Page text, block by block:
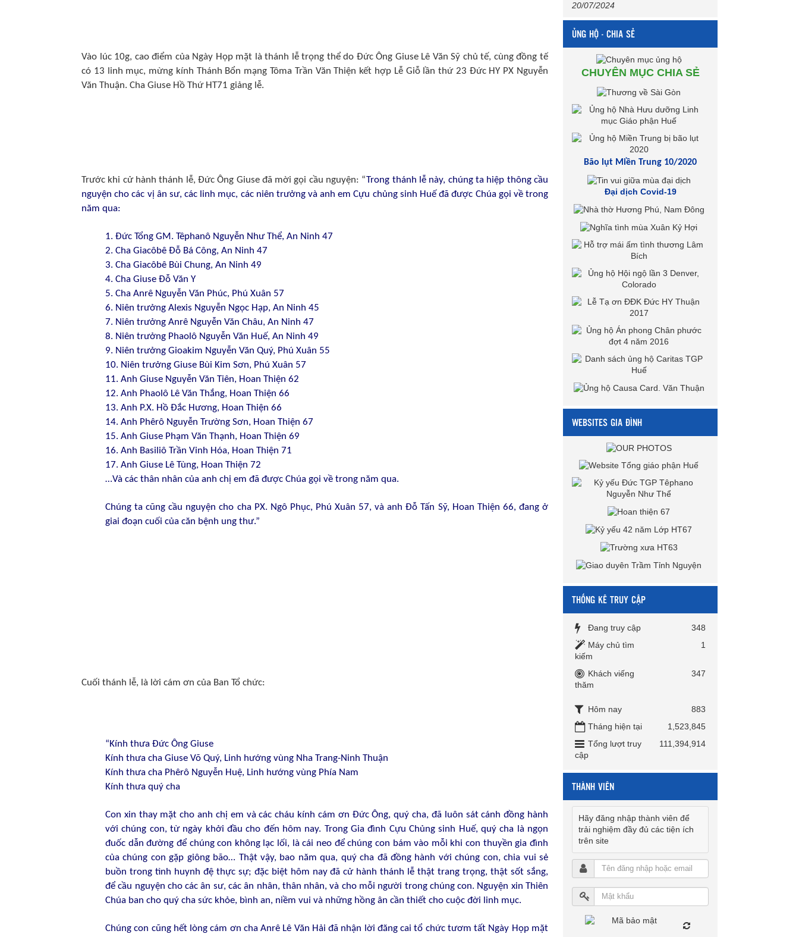
Vào lúc 10g, cao điểm của Ngày Họp mặt là thánh lễ trọng thể do Đức Ông Giuse Lê Văn Sỹ chủ tế, cùng đồng tế
có 13 linh mục, mừng kính Thánh Bổn mạng Tôma Trần Văn Thiện kết hợp Lễ Giỗ lần thứ 23 Đức HY PX Nguyễn
Văn Thuận. Cha Giuse Hồ Thứ HT71 giảng lễ.
Trước khi cử hành thánh lễ, Đức Ông Giuse đã mời gọi cầu nguyện: “Trong thánh lễ này, chúng ta hiệp thông cầu
nguyện cho các vị ân sư, các linh mục, các niên trưởng và anh em Cựu chủng sinh Huế đã được Chúa gọi về trong
năm qua:
1. Đức Tổng GM. Têphanô Nguyễn Như Thể, An Ninh 47
2. Cha Giacôbê Đỗ Bá Công, An Ninh 47
3. Cha Giacôbê Bùi Chung, An Ninh 49
4. Cha Giuse Đỗ Văn Y
5. Cha Anrê Nguyễn Văn Phúc, Phú Xuân 57
6. Niên trưởng Alexis Nguyễn Ngọc Hạp, An Ninh 45
7. Niên trưởng Anrê Nguyễn Văn Châu, An Ninh 47
8. Niên trưởng Phaolô Nguyễn Văn Huế, An Ninh 49
9. Niên trưởng Gioakim Nguyễn Văn Quý, Phú Xuân 55
10. Niên trưởng Giuse Bùi Kim Sơn, Phú Xuân 57
11. Anh Giuse Nguyễn Văn Tiên, Hoan Thiện 62
12. Anh Phaolô Lê Văn Thắng, Hoan Thiện 66
13. Anh P.X. Hồ Đắc Hương, Hoan Thiện 66
14. Anh Phêrô Nguyễn Trường Sơn, Hoan Thiện 67
15. Anh Giuse Phạm Văn Thạnh, Hoan Thiện 69
16. Anh Basiliô Trần Vinh Hóa, Hoan Thiện 71
17. Anh Giuse Lê Tùng, Hoan Thiện 72
…Và các thân nhân của anh chị em đã được Chúa gọi về trong năm qua.
Chúng ta cũng cầu nguyện cho cha PX. Ngô Phục, Phú Xuân 57, và anh Đỗ Tấn Sỹ, Hoan Thiện 66, đang ở
giai đoạn cuối của căn bệnh ung thư.”
Cuối thánh lễ, là lời cám ơn của Ban Tổ chức:
“Kính thưa Đức Ông Giuse
Kính thưa cha Giuse Võ Quý, Linh hướng vùng Nha Trang-Ninh Thuận
Kính thưa cha Phêrô Nguyễn Huệ, Linh hướng vùng Phía Nam
Kính thưa quý cha
Con xin thay mặt cho anh chị em và các cháu kính cám ơn Đức Ông, quý cha, đã luôn sát cánh đồng hành
với chúng con, từ ngày khởi đầu cho đến hôm nay. Trong Gia đình Cựu Chủng sinh Huế, quý cha là ngọn
đuốc dẫn đường để chúng con không lạc lối, là cái neo để chúng con bám vào mỗi khi con thuyền gia đình
của chúng con gặp giông bão… Thật vậy, bao năm qua, quý cha đã đồng hành với chúng con, chia vui sẻ
buồn trong tình huynh đệ thực sự; đặc biệt hôm nay đã cử hành thánh lễ thật trang trọng, thật sốt sắng,
để cầu nguyện cho các ân sư, các ân nhân, thân nhân, và cho mỗi người trong chúng con. Nguyện xin Thiên
Chúa ban cho quý cha sức khỏe, bình an, niềm vui và những hồng ân cần thiết cho cuộc đời linh mục.
Chúng con cũng hết lòng cám ơn cha Anrê Lê Văn Hải đã nhận lời đăng cai tổ chức tươm tất Ngày Họp mặt
20/07/2024
ỦNG HỘ - CHIA SẺ
CHUYÊN MỤC CHIA SẺ
Bão lụt Miền Trung 10/2020
Đại dịch Covid-19
WEBSITES GIA ĐÌNH
THỐNG KÊ TRUY CẬP
Đang truy cập
348
Máy chủ tìm
kiếm
1
Khách viếng
thăm
347
Hôm nay
883
Tháng hiện tại
1,523,845
Tổng lượt truy
cập
111,394,914
THÀNH VIÊN
Hãy đăng nhập thành viên để
trải nghiệm đầy đủ các tiện ích
trên site